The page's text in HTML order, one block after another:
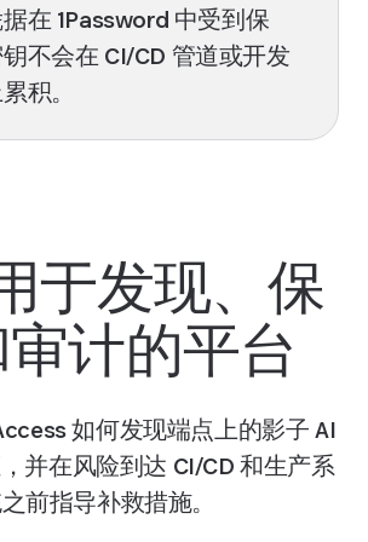
在 1Password 中受到保
不会在 CI/CD 管道或开发
积。
于发现、保
计的平台
如何发现端点上的影子 AI
并在风险到达 CI/CD 和生产系
前指导补救措施。